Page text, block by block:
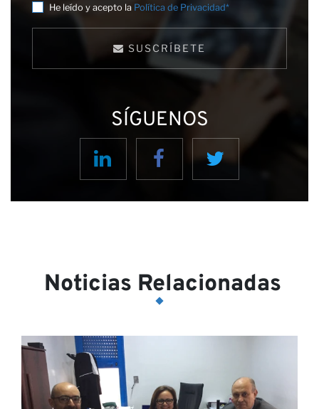
He leído y acepto la Política de Privacidad*
SUSCRÍBETE
SÍGUENOS
Noticias Relacionadas